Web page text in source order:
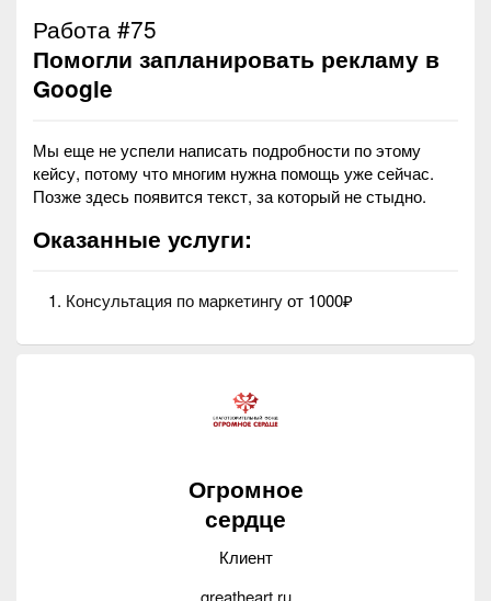
Работа #75
Помогли запланировать рекламу в
Google
Мы еще не успели написать подробности по этому
кейсу, потому что многим нужна помощь уже сейчас.
Позже здесь появится текст, за который не стыдно.
Оказанные услуги:
Консультация по маркетингуот 1000₽
Огромное
сердце
Клиент
greatheart.ru